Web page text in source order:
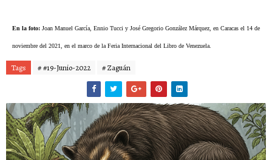
En la foto: Joan Manuel García, Ennio Tucci y José Gregorio González Márquez, en Caracas el 14 de
noviembre del 2021, en el marco de la Feria Internacional del Libro de Venezuela.
Tags # #19-Junio-2022 # Zaguán